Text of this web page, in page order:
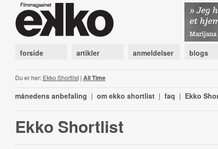
forside artikler anmeldelser blogs
Du er her: Ekko Shortlist| All Time
månedens anbefaling | om ekko shortlist | faq | Ekko
Ekko Shortlist